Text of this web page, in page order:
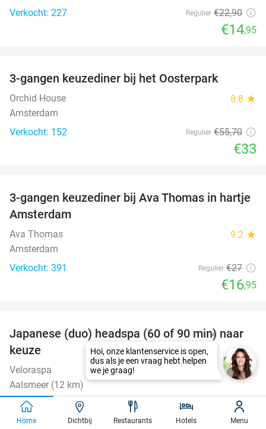
Verkocht: 227
Regulier €22,90
€14,95
3-gangen keuzediner bij het Oosterpark
Orchid House 8.8 star
Amsterdam
Verkocht: 152
Regulier €55,70
€33
37%
3-gangen keuzediner bij Ava Thomas in hartje
Amsterdam
Ava Thomas 9.2 star
Amsterdam
Verkocht: 391
Regulier €27
€16,95
39%
Japanese (duo) headspa (60 of 90 min) naar
keuze
Veloraspa 9.8star
Aalsmeer (12 km)
Verkocht: 61
€80
€49
Home Dichtbij Restaurants Hotels Menu